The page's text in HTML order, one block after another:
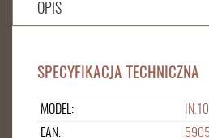
OPIS
SPECYFIKACJA TECHNICZNA
MODEL:
EAN.